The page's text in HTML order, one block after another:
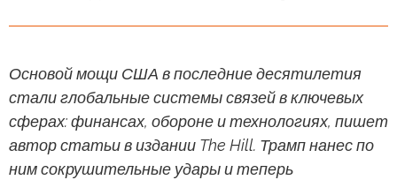
Основой мощи США в последние десятилетия
стали глобальные системы связей в ключевых
сферах: финансах, обороне и технологиях, пишет
автор статьи в издании The Hill. Трамп нанес по
ним сокрушительные удары и теперь